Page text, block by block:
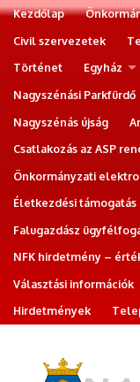
Kezdőlap
Civil szervezetek
Történet
Egyház
Nagyszénási Parkfürdő
Nagyszénás újság
Csatlakozás az ASP
Önkormányzati
Életkezdési támogatás
Falugazdász
NFK hirdetmény –
Választási információk
Hirdetmények